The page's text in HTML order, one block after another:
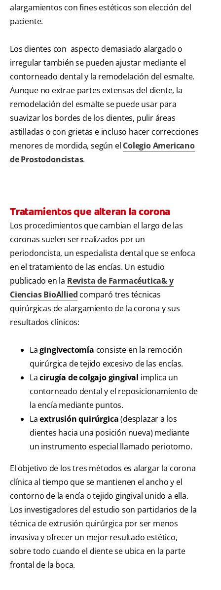
alargamientos con fines estéticos son elección del
paciente.
Los dientes con aspecto demasiado alargado o
irregular también se pueden ajustar mediante el
contorneado dental y la remodelación del esmalte.
Aunque no extrae partes extensas del diente, la
remodelación del esmalte se puede usar para
suavizar los bordes de los dientes, pulir áreas
astilladas o con grietas e incluso hacer correcciones
menores de mordida, según el Colegio Americano
de Prostodoncistas.
Tratamientos que alteran la corona
Los procedimientos que cambian el largo de las
coronas suelen ser realizados por un
periodoncista, un especialista dental que se enfoca
en el tratamiento de las encías. Un estudio
publicado en la Revista de Farmacéutica& y
Ciencias BioAllied comparó tres técnicas
quirúrgicas de alargamiento de la corona y sus
resultados clínicos:
Lagingivectomía consiste en la remoción
quirúrgica de tejido excesivo de las encías.
Lacirugía de colgajo gingival implica un
contorneado dental y el reposicionamiento de
la encía mediante puntos.
Laextrusión quirúrgica(desplazar a los
dientes hacia una posición nueva) mediante
un instrumento especial llamado periotomo.
El objetivo de los tres métodos es alargar la corona
clínica al tiempo que se mantienen el ancho y el
contorno de la encía o tejido gingival unido a ella.
Los investigadores del estudio son partidarios de la
técnica de extrusión quirúrgica por ser menos
invasiva y ofrecer un mejor resultado estético,
sobre todo cuando el diente se ubica en la parte
frontal de la boca.